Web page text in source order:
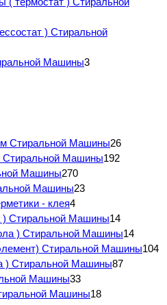
) Стиральной
Машины3
Стиральной Машины26
Стиральной Машины192
Машины270
Машины23
- клея4
Стиральной Машины14
) Стиральной Машины14
Стиральной Машины104
) Стиральной Машины87
Машины33
Машины18